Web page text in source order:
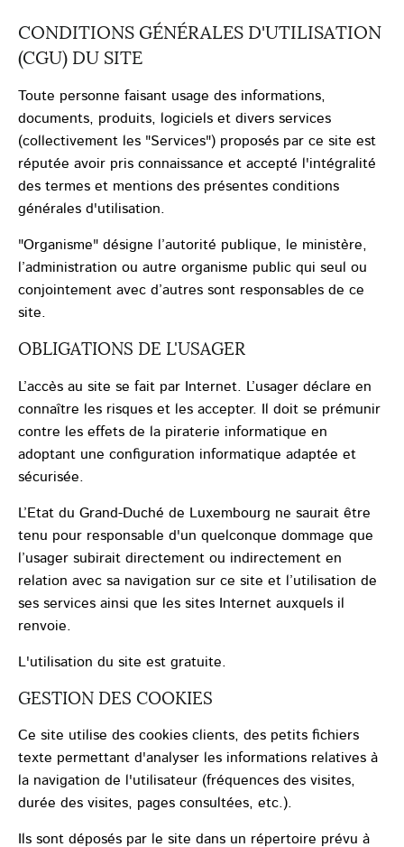
CONDITIONS GÉNÉRALES D'UTILISATION
(CGU) DU SITE
Toute personne faisant usage des informations,
documents, produits, logiciels et divers services
(collectivement les "Services") proposés par ce site est
réputée avoir pris connaissance et accepté l'intégralité
des termes et mentions des présentes conditions
générales d'utilisation.
"Organisme" désigne l’autorité publique, le ministère,
l’administration ou autre organisme public qui seul ou
conjointement avec d’autres sont responsables de ce
site.
OBLIGATIONS DE L'USAGER
L’accès au site se fait par Internet. L’usager déclare en
connaître les risques et les accepter. Il doit se prémunir
contre les effets de la piraterie informatique en
adoptant une configuration informatique adaptée et
sécurisée.
L’Etat du Grand-Duché de Luxembourg ne saurait être
tenu pour responsable d'un quelconque dommage que
l’usager subirait directement ou indirectement en
relation avec sa navigation sur ce site et l’utilisation de
ses services ainsi que les sites Internet auxquels il
renvoie.
L'utilisation du site est gratuite.
GESTION DES COOKIES
Ce site utilise des cookies clients, des petits fichiers
texte permettant d'analyser les informations relatives à
la navigation de l'utilisateur (fréquences des visites,
durée des visites, pages consultées, etc.).
Ils sont déposés par le site dans un répertoire prévu à